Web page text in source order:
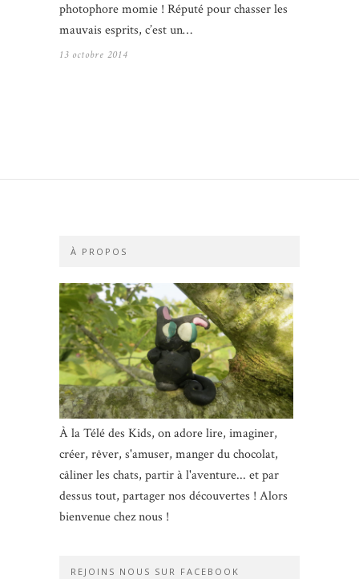
photophore momie ! Réputé pour chasser les
mauvais esprits, c’est un…
13 octobre 2014
À PROPOS
À la Télé des Kids, on adore lire, imaginer,
créer, rêver, s'amuser, manger du chocolat,
câliner les chats, partir à l'aventure... et par
dessus tout, partager nos découvertes ! Alors
bienvenue chez nous !
REJOINS NOUS SUR FACEBOOK